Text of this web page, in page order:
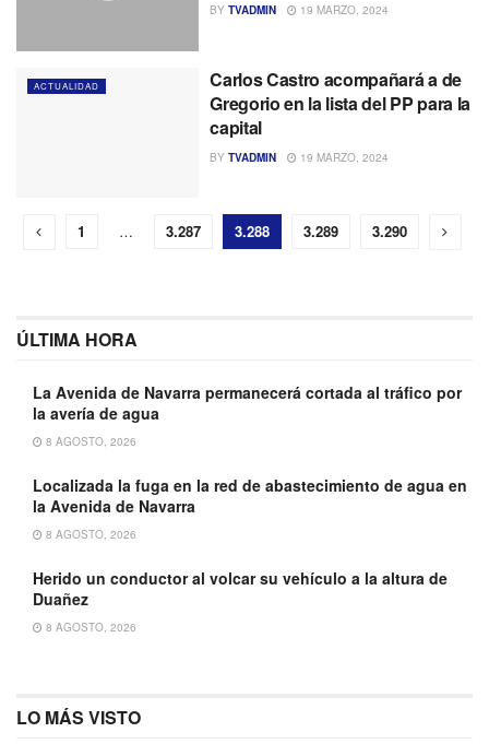
BY TVADMIN 19 MARZO, 2024
ACTUALIDAD
Carlos Castro acompañará a de
Gregorio en la lista del PP para la
capital
BY TVADMIN 19 MARZO, 2024
1 … 3.287 3.288 3.289 3.290
ÚLTIMA HORA
La Avenida de Navarra permanecerá cortada al tráfico por
la avería de agua
8 AGOSTO, 2026
Localizada la fuga en la red de abastecimiento de agua en
la Avenida de Navarra
8 AGOSTO, 2026
Herido un conductor al volcar su vehículo a la altura de
Duañez
8 AGOSTO, 2026
LO MÁS VISTO